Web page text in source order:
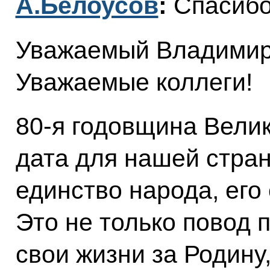
А.Белоусов:
Уважаемый
Уважаемые коллеги!
80-я годовщина
дата для нашей
единство народа,
Это не только повод
свои жизни за